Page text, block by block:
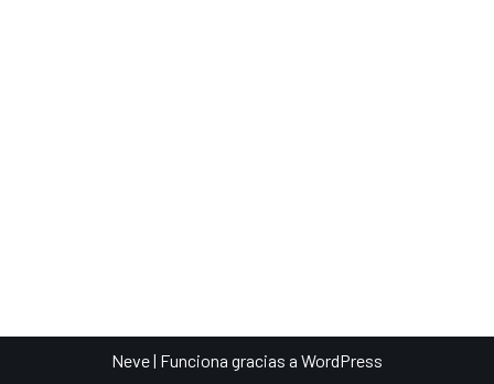
Neve| Funciona gracias a WordPress